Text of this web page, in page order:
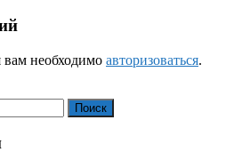
вам необходимо авторизоваться.
Поиск